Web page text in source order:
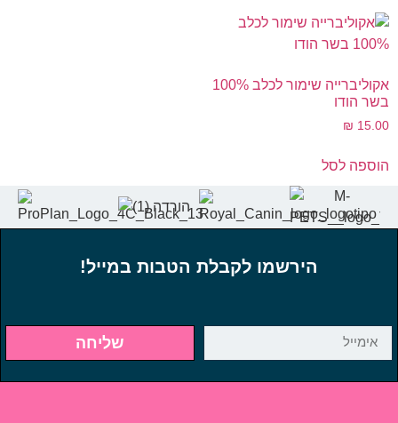
אקוליברייה שימור לכלב 100%
בשר הודו
₪ 15.00
הוספה לסל
הירשמו לקבלת הטבות במייל!
שליחה